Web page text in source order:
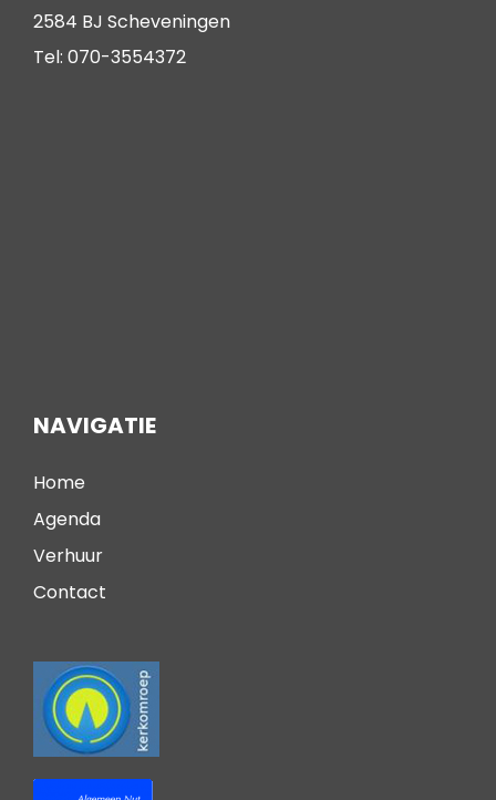
2584 BJ Scheveningen
Tel: 070-3554372
NAVIGATIE
Home
Agenda
Verhuur
Contact